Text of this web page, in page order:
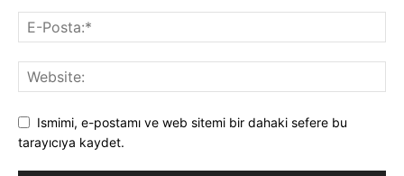
Ismimi, e-postamı ve web sitemi bir dahaki sefere bu
tarayıcıya kaydet.